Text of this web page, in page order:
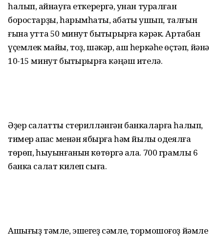
һалып, ҡайнауға еткерергә, унан туралған
боростарҙы, һарымһаҡты, ҡабаҡты ҡушып, талғын
ғына утта 50 минут быҡтырырға кәрәк. Артабан
үҫемлек майы, тоҙ, шәкәр, аш һеркәһе өҫтәп, йәнә
10-15 минут быҡтырырға кәңәш ителә.
Әҙер салатты стерилләнгән банкаларға һалып,
тимер ҡапҡас менән ябырға һәм йылы одеялға
төрөп, һыуынғанын көтөргә ҡала. 700 грамлыҡ 6
банка салат килеп сыға.
Ашығыҙ тәмле, эшегеҙ сәмле, тормошоғоҙ йәмле